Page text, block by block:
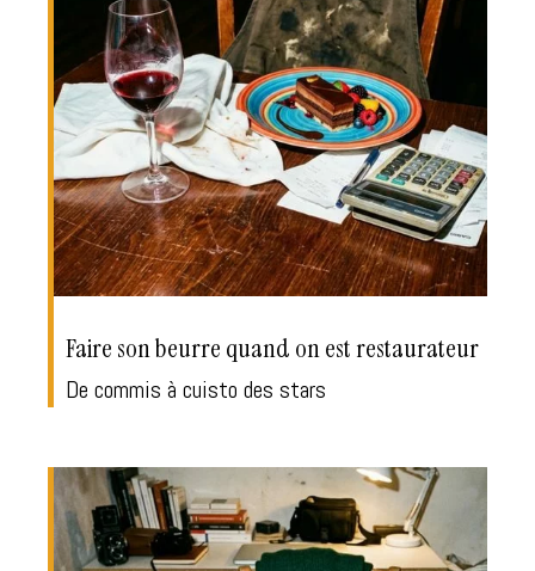
Faire son beurre quand on est restaurateur
De commis à cuisto des stars